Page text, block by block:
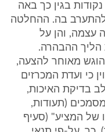
בגין כך באה
להתערב בה. ההחלטה
עצמה, והן על
ההבהרה.
מאוחר להצעה,
כי ועדת המכרזים
בדיקת האיכות,
(תעודות,
של המציע" (סעיף